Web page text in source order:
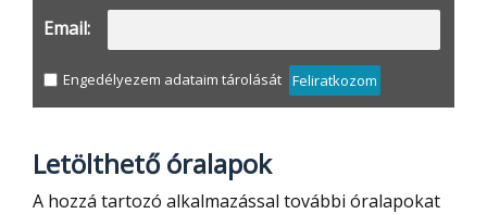
Email:
Engedélyezem adataim tárolását Feliratkozom
Letölthető óralapok
A hozzá tartozó alkalmazással további óralapokat